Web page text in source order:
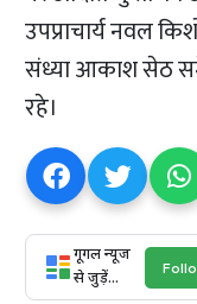
उपप्राचार्य नवल
संध्या आकाश सेठ
रहे।
गूगल न्यूज
से जुड़ें...